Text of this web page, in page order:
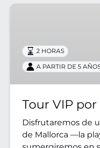
Formentor
2 HORAS
A PARTIR DE 5
Tour VIP
Disfrutaremos de
de Mallorca —la